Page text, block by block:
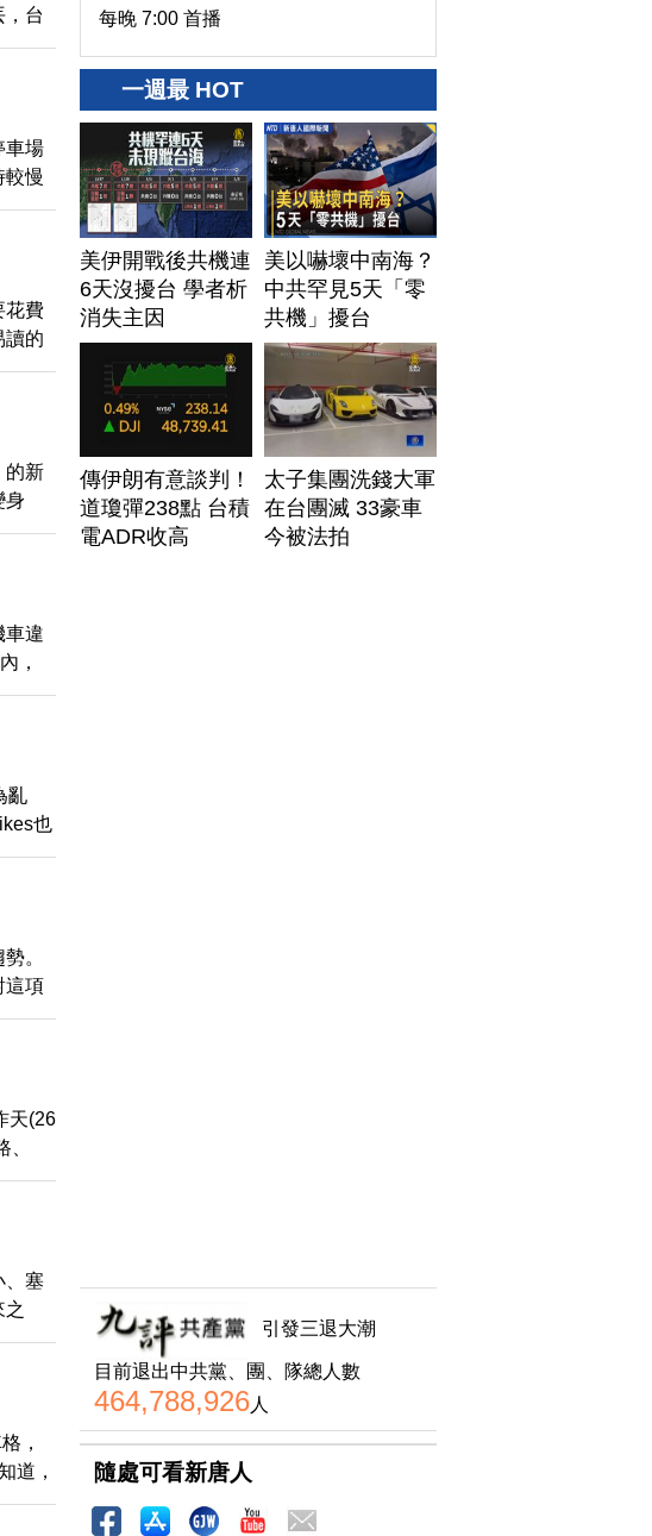
台
股。
車場
較慢
花費
讀的
的新
身
，幫
車違
，
停亂
亂
也
範停
。
這項
天(26
、塞
之
，
道，
每晚 7:00 首播
一週最 HOT
美伊開戰後共機連
6天沒擾台 學者析
消失主因
美以嚇壞中南海？
中共罕見5天「零
共機」擾台
傳伊朗有意談判！
道瓊彈238點 台積
電ADR收高
太子集團洗錢大軍
在台團滅 33豪車
今被法拍
引發三退大潮
目前退出中共黨、團、隊總人數
464,788,926人
隨處可看新唐人